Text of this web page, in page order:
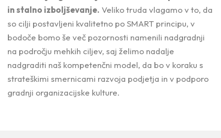
in stalno izboljševanje. Veliko truda vlagamo v to, da
so cilji postavljeni kvalitetno po SMART principu, v
bodoče bomo še več pozornosti namenili nadgradnji
na področju mehkih ciljev, saj želimo nadalje
nadgraditi naš kompetenčni model, da bo v koraku s
strateškimi smernicami razvoja podjetja in v podporo
gradnji organizacijske kulture.